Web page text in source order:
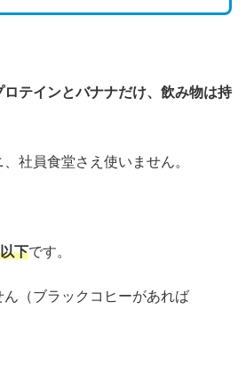
テインとバナナだけ、飲み物は持
社員食堂さえ使いません。
下です。
（ブラックコヒーがあれば